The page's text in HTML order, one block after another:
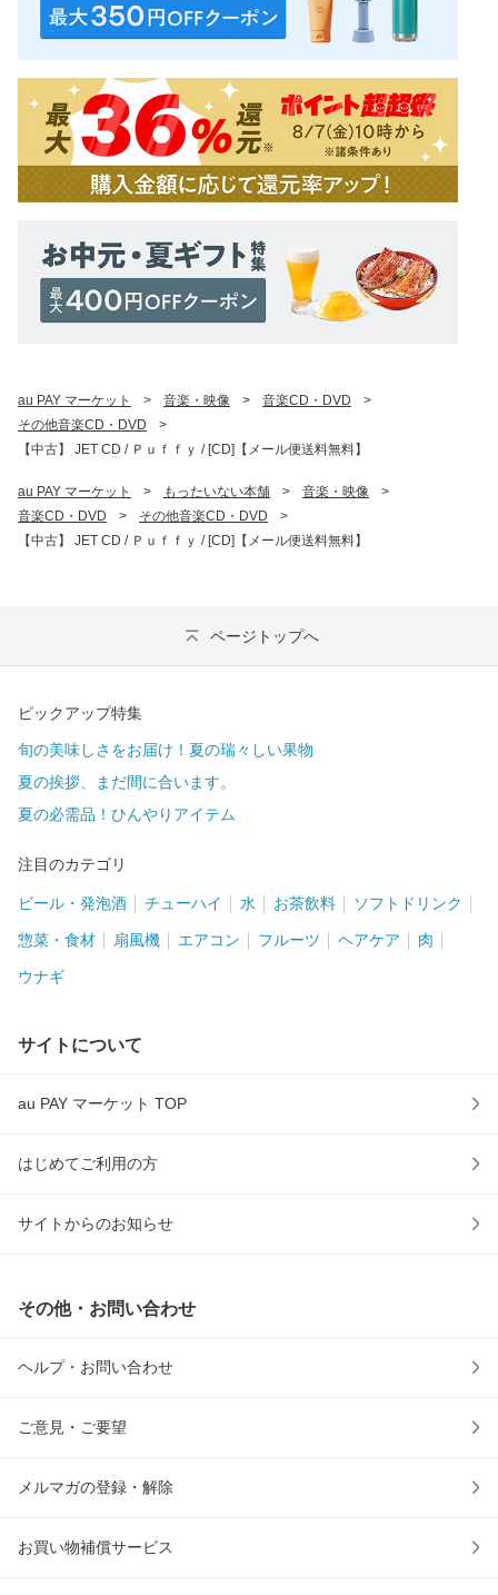
au PAY マーケット > 音楽・映像 > 音楽CD・DVD
>
その他音楽CD・DVD
>
【中古】 JET CD / Ｐｕｆｆｙ / [CD]【メール便送料無料】
au PAY マーケット > もったいない本舗 > 音楽・映像
>
音楽CD・DVD
> その他音楽CD・DVD
>
【中古】 JET CD / Ｐｕｆｆｙ / [CD]【メール便送料無料】
ページトップへ
ピックアップ特集
旬の美味しさをお届け！夏の瑞々しい果物
夏の挨拶、まだ間に合います。
夏の必需品！ひんやりアイテム
注目のカテゴリ
ビール・発泡酒 チューハイ 水 お茶飲料 ソフトドリンク
惣菜・食材 扇風機 エアコン フルーツ ヘアケア 肉
ウナギ
サイトについて
au PAY マーケット TOP
はじめてご利用の方
サイトからのお知らせ
その他・お問い合わせ
ヘルプ・お問い合わせ
ご意見・ご要望
メルマガの登録・解除
お買い物補償サービス